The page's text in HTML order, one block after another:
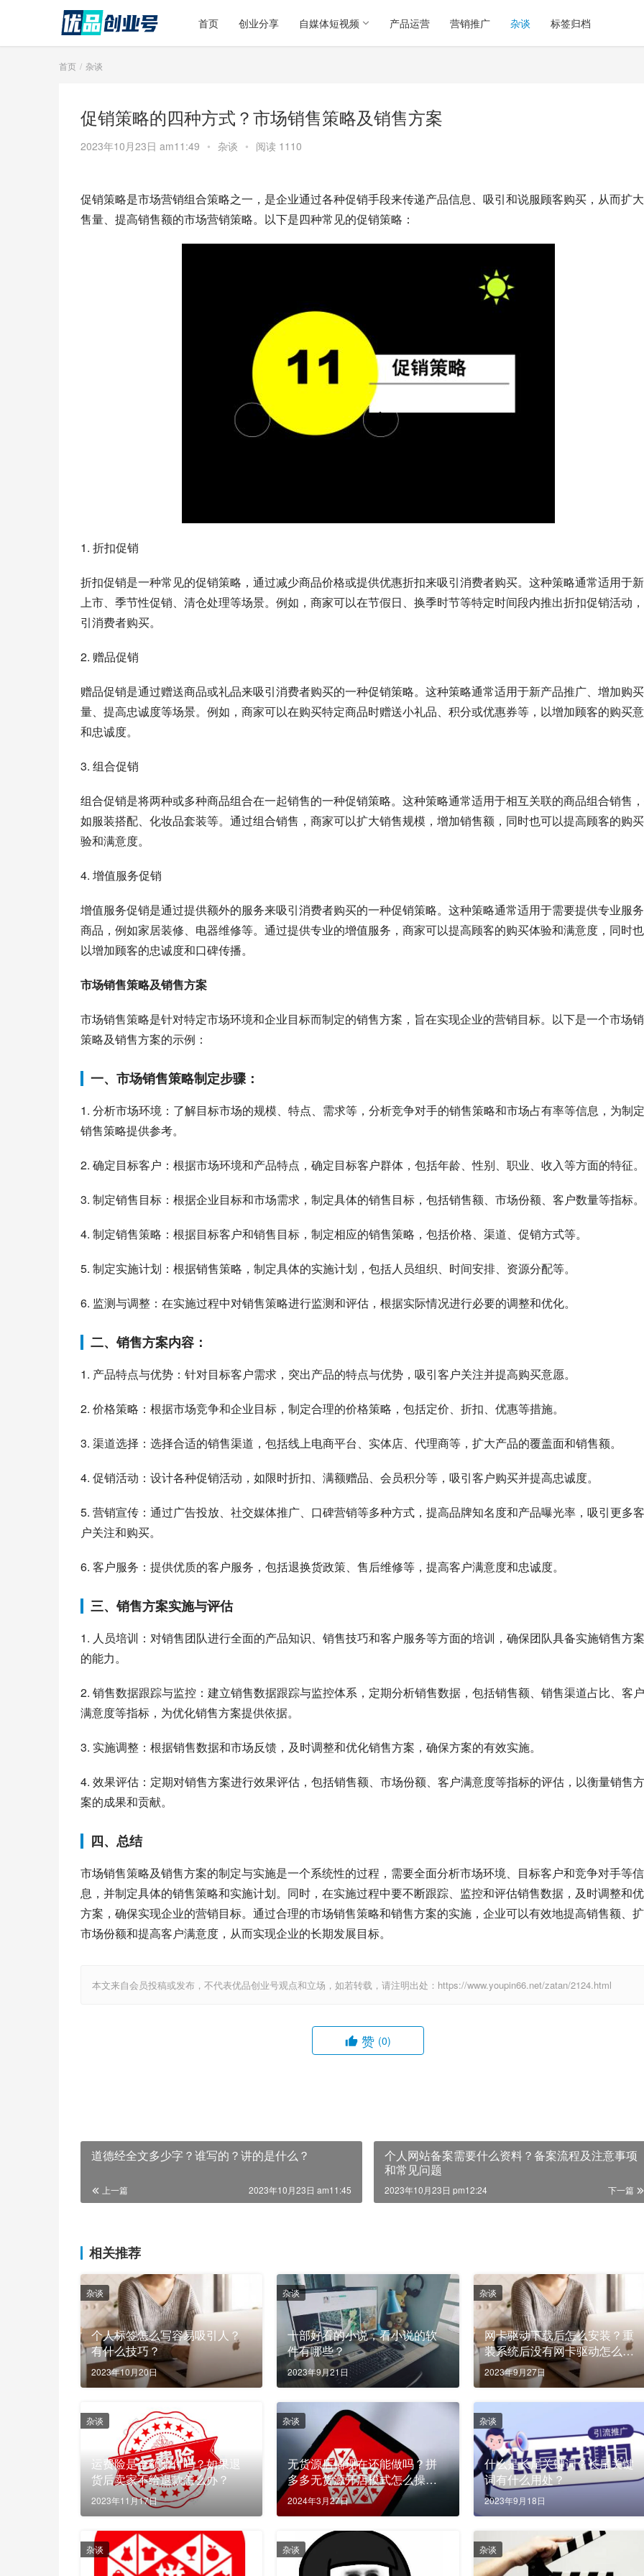
首页 创业分享 自媒体短视频 产品运营 营销推广 杂谈 标签归档
首页 杂谈
促销策略的四种方式？市场销售策略及销售方案
2023年10月23日 am11:49 • 杂谈 • 阅读 1110
促销策略是市场营销组合策略之一，是企业通过各种促销手段来传递产品信息、吸引和说服顾客购买，从而扩
售量、提高销售额的市场营销策略。以下是四种常见的促销策略：
1. 折扣促销
折扣促销是一种常见的促销策略，通过减少商品价格或提供优惠折扣来吸引消费者购买。这种策略通常适用于
上市、季节性促销、清仓处理等场景。例如，商家可以在节假日、换季时节等特定时间段内推出折扣促销活动
引消费者购买。
2. 赠品促销
赠品促销是通过赠送商品或礼品来吸引消费者购买的一种促销策略。这种策略通常适用于新产品推广、增加购买
量、提高忠诚度等场景。例如，商家可以在购买特定商品时赠送小礼品、积分或优惠券等，以增加顾客的购买
和忠诚度。
3. 组合促销
组合促销是将两种或多种商品组合在一起销售的一种促销策略。这种策略通常适用于相互关联的商品组合销售
如服装搭配、化妆品套装等。通过组合销售，商家可以扩大销售规模，增加销售额，同时也可以提高顾客的购
验和满意度。
4. 增值服务促销
增值服务促销是通过提供额外的服务来吸引消费者购买的一种促销策略。这种策略通常适用于需要提供专业服
商品，例如家居装修、电器维修等。通过提供专业的增值服务，商家可以提高顾客的购买体验和满意度，同时
以增加顾客的忠诚度和口碑传播。
市场销售策略及销售方案
市场销售策略是针对特定市场环境和企业目标而制定的销售方案，旨在实现企业的营销目标。以下是一个市场
策略及销售方案的示例：
一、市场销售策略制定步骤：
1. 分析市场环境：了解目标市场的规模、特点、需求等，分析竞争对手的销售策略和市场占有率等信息，为制定
销售策略提供参考。
2. 确定目标客户：根据市场环境和产品特点，确定目标客户群体，包括年龄、性别、职业、收入等方面的特征。
3. 制定销售目标：根据企业目标和市场需求，制定具体的销售目标，包括销售额、市场份额、客户数量等指标。
4. 制定销售策略：根据目标客户和销售目标，制定相应的销售策略，包括价格、渠道、促销方式等。
5. 制定实施计划：根据销售策略，制定具体的实施计划，包括人员组织、时间安排、资源分配等。
6. 监测与调整：在实施过程中对销售策略进行监测和评估，根据实际情况进行必要的调整和优化。
二、销售方案内容：
1. 产品特点与优势：针对目标客户需求，突出产品的特点与优势，吸引客户关注并提高购买意愿。
2. 价格策略：根据市场竞争和企业目标，制定合理的价格策略，包括定价、折扣、优惠等措施。
3. 渠道选择：选择合适的销售渠道，包括线上电商平台、实体店、代理商等，扩大产品的覆盖面和销售额。
4. 促销活动：设计各种促销活动，如限时折扣、满额赠品、会员积分等，吸引客户购买并提高忠诚度。
5. 营销宣传：通过广告投放、社交媒体推广、口碑营销等多种方式，提高品牌知名度和产品曝光率，吸引更多客
户关注和购买。
6. 客户服务：提供优质的客户服务，包括退换货政策、售后维修等，提高客户满意度和忠诚度。
三、销售方案实施与评估
1. 人员培训：对销售团队进行全面的产品知识、销售技巧和客户服务等方面的培训，确保团队具备实施销售方案
的能力。
2. 销售数据跟踪与监控：建立销售数据跟踪与监控体系，定期分析销售数据，包括销售额、销售渠道占比、客户
满意度等指标，为优化销售方案提供依据。
3. 实施调整：根据销售数据和市场反馈，及时调整和优化销售方案，确保方案的有效实施。
4. 效果评估：定期对销售方案进行效果评估，包括销售额、市场份额、客户满意度等指标的评估，以衡量销售方
案的成果和贡献。
四、总结
市场销售策略及销售方案的制定与实施是一个系统性的过程，需要全面分析市场环境、目标客户和竞争对手等信
息，并制定具体的销售策略和实施计划。同时，在实施过程中要不断跟踪、监控和评估销售数据，及时调整和
方案，确保实现企业的营销目标。通过合理的市场销售策略和销售方案的实施，企业可以有效地提高销售额、
市场份额和提高客户满意度，从而实现企业的长期发展目标。
本文来自会员投稿或发布，不代表优品创业号观点和立场，如若转载，请注明出处：https://www.youpin66.net/zatan/2124.html
赞 (0)
道德经全文多少字？谁写的？讲的是什么？
上一篇 2023年10月23日 am11:45
个人网站备案需要什么资料？备案流程及注意事项
和常见问题
下一篇
2023年10月23日 pm12:24
相关推荐
个人标签怎么写容易吸引人？
有什么技巧？
2023年10月20日
杂谈
十部好看的小说，看小说的软
件有哪些？
2023年9月21日
杂谈
网卡驱动下载后怎么安装？重
装系统后没有网卡驱动怎么
办？
2023年9月27日
杂谈
运费险是全额赔付吗？如果退
货后卖家不给退款怎么办？
2023年11月17日
杂谈
无货源店铺现在还能做吗？拼
多多无货源开店模式怎么操
作？
2024年3月27日
杂谈
什么是长尾关键词？长尾关键
词有什么用处？
2023年9月18日
杂谈
杂谈 杂谈 杂谈